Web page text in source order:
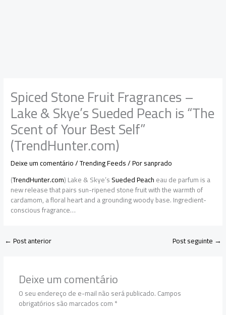
Spiced Stone Fruit Fragrances –
Lake & Skye’s Sueded Peach is “The
Scent of Your Best Self”
(TrendHunter.com)
Deixe um comentário/Trending Feeds/ Porsanprado
(TrendHunter.com) Lake & Skye’sSueded Peacheau de parfum is a
new release that pairs sun-ripened stone fruit with the warmth of
cardamom, a floral heart and a grounding woody base. Ingredient-
conscious fragrance…
←Post anterior Post seguinte →
Deixe um comentário
O seu endereço de e-mail não será publicado.Campos
obrigatórios são marcados com*